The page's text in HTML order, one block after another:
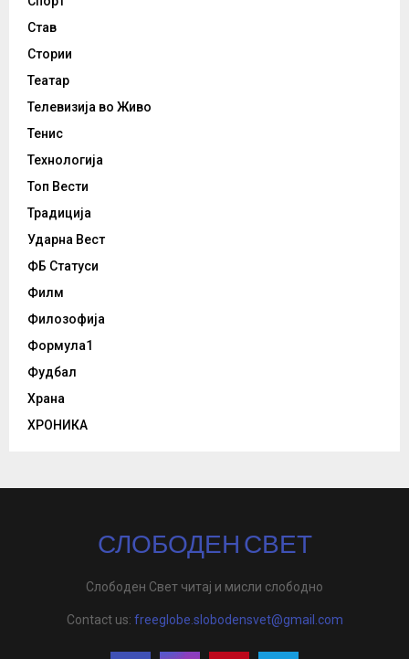
Став
Стории
Театар
Телевизија во Живо
Тенис
Технологија
Топ Вести
Традиција
Ударна Вест
ФБ Статуси
Филм
Филозофија
Формула1
Фудбал
Храна
ХРОНИКА
СЛОБОДЕН СВЕТ
Слободен Свет читај и мисли слободно
Contact us: freeglobe.slobodensvet@gmail.com